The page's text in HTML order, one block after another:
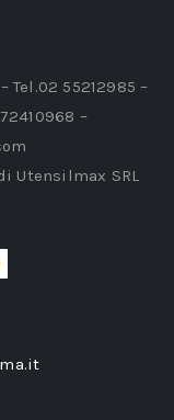
Tel.02 55212985 –
–
Utensilmax SRL